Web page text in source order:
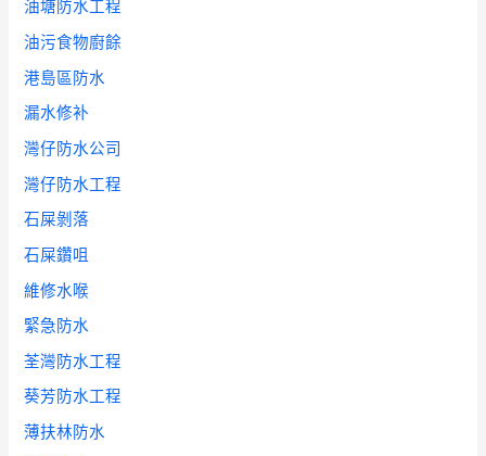
油塘防水工程
油污食物廚餘
港島區防水
漏水修补
灣仔防水公司
灣仔防水工程
石屎剝落
石屎鑽咀
維修水喉
緊急防水
荃灣防水工程
葵芳防水工程
薄扶林防水